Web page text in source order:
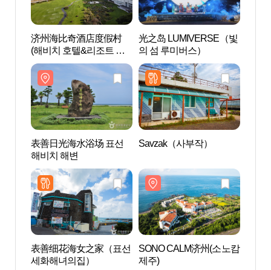
济州海比奇酒店度假村
(해비치 호텔&리조트 제
주)
光之岛 LUMIVERSE（빛
의 섬 루미버스）
表善日光海水浴场 표선
해비치 해변
Savzak（사부작）
表善细花海女之家（표선
세화해녀의집）
SONO CALM济州(소노캄
제주)